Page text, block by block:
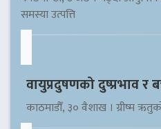
समस्या उत्पत्ति
वायुप्रदुषणको दुष्प्रभाव र
काठमाडौँ, ३० वैशाख । ग्रीष्म